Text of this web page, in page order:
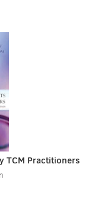
TCM Practitioners